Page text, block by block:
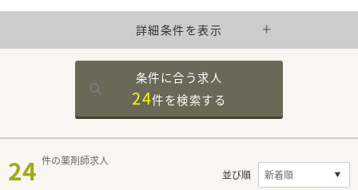
詳細条件を表示
条件に合う求人
24件を検索する
24 件の薬剤師求人
並び順